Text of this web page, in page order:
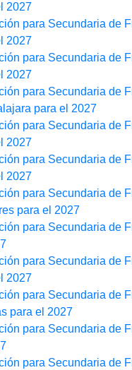
2027
para Secundaria de
2027
para Secundaria de
2027
para Secundaria de
para el 2027
para Secundaria de
2027
para Secundaria de
2027
para Secundaria de
para el 2027
para Secundaria de
para Secundaria de
2027
para Secundaria de
para el 2027
para Secundaria de
para Secundaria de